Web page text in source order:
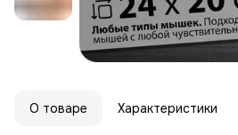
О товаре Характеристики